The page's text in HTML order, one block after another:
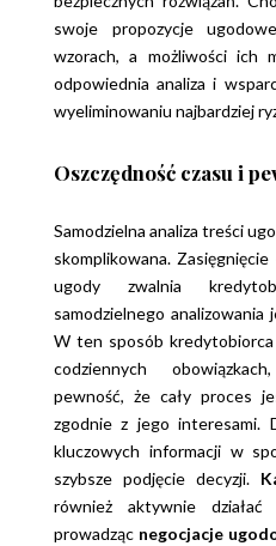
swoje propozycje
wzorach, a możliwości ich
odpowiednia analiza i
wyeliminowaniu najbardziej
Oszczędność czasu i
Samodzielna analiza treści
skomplikowana.
ugody zwalnia
samodzielnego analizowania
W ten sposób
codziennych
pewność, że cały proces
zgodnie z jego interesami.
kluczowych informacji w
szybsze podjęcie decyzji.
również aktywnie
prowadząc negocjacje